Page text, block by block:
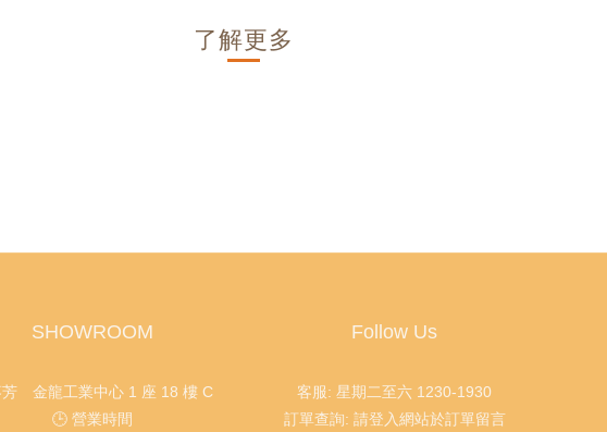
了解更多
SHOWROOM
芳 金龍工業中心 1 座 18 樓 C
🕒 營業時間
Follow Us
客服: 星期二至六 1230-1930
訂單查詢: 請登入網站於訂單留言